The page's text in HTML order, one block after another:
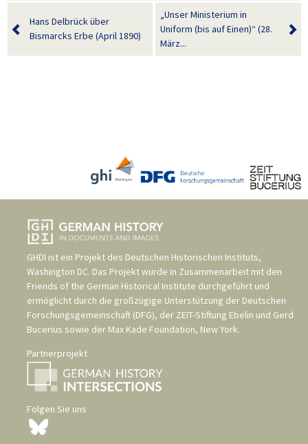
Hans Delbrück über
Bismarcks Erbe (April 1890)
„Unser Ministerium in
Uniform (bis auf Einen)“ (28.
März...
GHDI ist ein Projekt des Deutschen Historischen Instituts,
Washington DC. Das Projekt wurde in Zusammenarbeit mit den
Friends of the German Historical Institute durchgeführt und
ermöglicht durch die großzügige Unterstützung der Deutschen
Forschungsgemeinschaft (DFG), der ZEIT-Stiftung Ebelin und Gerd
Bucerius sowie der Max Kade Foundation, New York.
Partnerprojekt
Folgen Sie uns